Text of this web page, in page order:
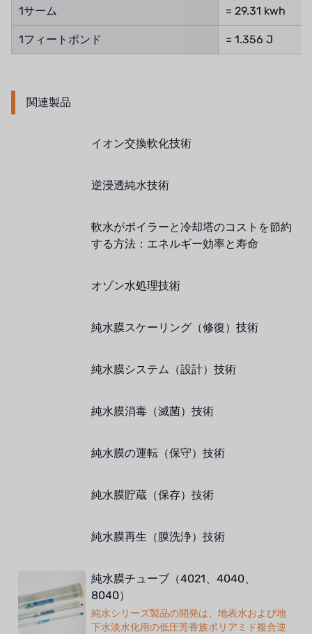
国内
自我
レシップ
ウェーブサイバー
1サーム = 29.31 kwh
1フィートポンド = 1.356 J
関連製品
イオン交換軟化技術
逆浸透純水技術
軟水がボイラーと冷却塔のコストを節約
する方法：エネルギー効率と寿命
オゾン水処理技術
純水膜スケーリング（修復）技術
純水膜システム（設計）技術
純水膜消毒（滅菌）技術
純水膜の運転（保守）技術
純水膜貯蔵（保存）技術
純水膜再生（膜洗浄）技術
純水膜チューブ（4021、4040、
8040）
純水シリーズ製品の開発は、地表水および地
下水淡水化用の低圧芳香族ポリアミド複合逆